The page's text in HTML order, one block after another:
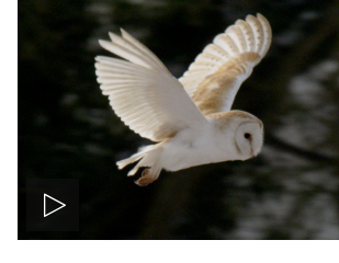
Видеони